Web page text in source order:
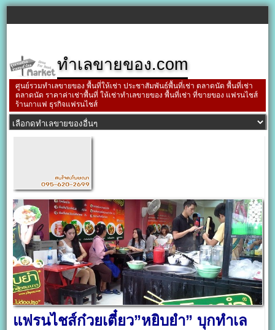
ทำเลขายของ.com
ศูนย์รวมทำเลขายของ พื้นที่ให้เช่า ประชาสัมพันธ์พื้นที่เช่า ตลาดนัด พื้นที่เช่า
ตลาดนัด ราคาค่าเช่าพื้นที่ ให้เช่าทำเลขายของ พื้นที่เช่า ที่ขายของ แฟรนไชส์
ร้านกาแฟ ธุรกิจแฟรนไชส์
แฟรนไชส์ก๋วยเตี๋ยว”หยิบยำ” บุกทำเล